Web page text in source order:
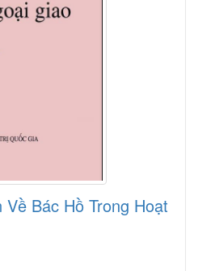
Bác Hồ Trong Hoạt